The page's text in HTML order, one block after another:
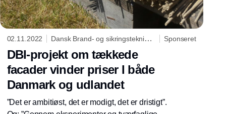
02.11.2022
Dansk Brand- og sikringsteknisk
Sponseret
DBI-projekt om tækkede
facader vinder priser I både
Danmark og udlandet
”Det er ambitiøst, det er modigt, det er dristigt”.